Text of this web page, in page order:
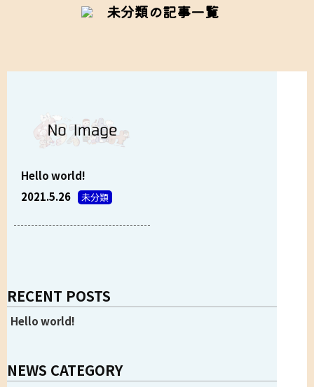
未分類の記事一覧
Hello world!
2021.5.26
未分類
RECENT POSTS
Hello world!
NEWS CATEGORY